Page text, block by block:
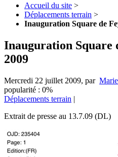
Accueil du site >
Déplacements terrain >
Inauguration Square de
Inauguration Square
2009
Mercredi 22 juillet 2009, par
popularité : 0%
Déplacements terrain |
Extrait de presse au 13.7.09 (DL)